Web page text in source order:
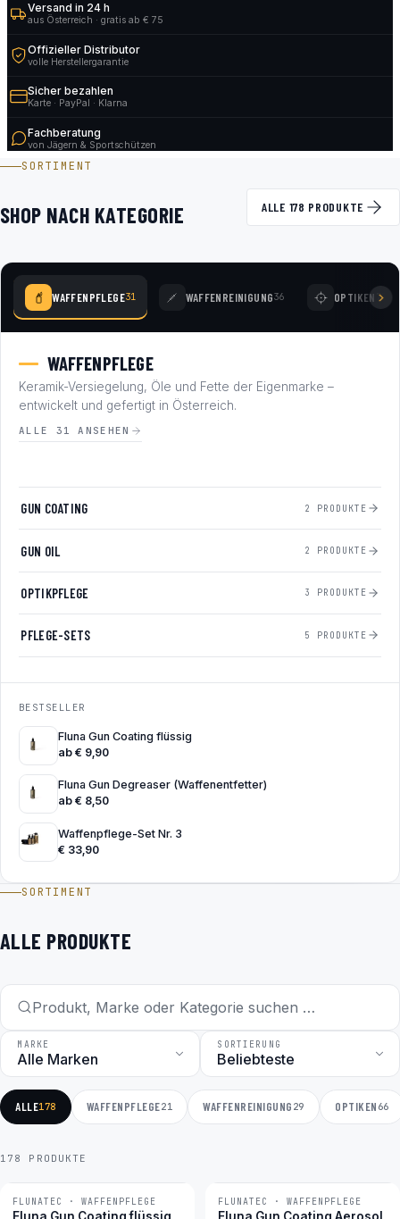
Versand in 24 h
aus Österreich · gratis ab € 75
Offizieller Distributor
volle Herstellergarantie
Sicher bezahlen
Karte · PayPal · Klarna
Fachberatung
von Jägern & Sportschützen
SORTIMENT
SHOP NACH KATEGORIE ALLE 178 PRODUKTE
WAFFENPFLEGE31 WAFFENREINIGUNG36 OPTIKEN 77
WAFFENPFLEGE
Keramik-Versiegelung, Öle und Fette der Eigenmarke –
entwickelt und gefertigt in Österreich.
ALLE 31 ANSEHEN
GUN COATING 2 PRODUKTE
GUN OIL 2 PRODUKTE
OPTIKPFLEGE 3 PRODUKTE
PFLEGE-SETS 5 PRODUKTE
BESTSELLER
Fluna Gun Coating flüssig
ab € 9,90
Fluna Gun Degreaser (Waffenentfetter)
ab € 8,50
Waffenpflege-Set Nr. 3
€ 33,90
SORTIMENT
ALLE PRODUKTE
MARKE SORTIERUNG
ALLE178 WAFFENPFLEGE21 WAFFENREINIGUNG 29 OPTIKEN 66
178 PRODUKTE
BESTSELLER
FLUNATEC · WAFFENPFLEGE BESTSELLER
FLUNATEC · WAFFENPFLEGE